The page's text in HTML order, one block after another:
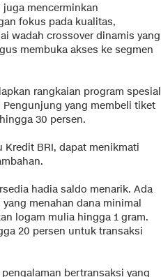
mencerminkan
fokus pada kualitas,
wadah crossover dinamis yang
membuka akses ke segmen
rangkaian program spesial
yang membeli tiket
30 persen.
BRI, dapat menikmati
hadia saldo menarik. Ada
menahan dana minimal
logam mulia hingga 1 gram.
20 persen untuk transaksi
bertransaksi yang